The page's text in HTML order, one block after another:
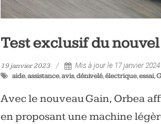
Test exclusif du
19 janvier 2023 Mis à jour le 17 janvier 2024
aide,assistance,avis,dénivelé,électrique,essai,
Avec le nouveau Gain, Orbea
en proposant une machine